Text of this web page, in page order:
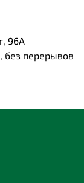
96А
без перерывов